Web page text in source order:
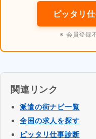
ピッタリ
※ 会員登録
関連リンク
派遣の街ナビ一覧
全国の求人を探す
ピッタリ仕事診断